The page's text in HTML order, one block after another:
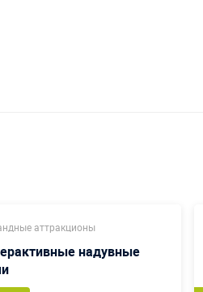
аттракционы
надувные